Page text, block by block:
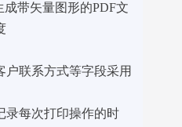
成带矢量图形的PDF文
户联系方式等字段采用
录每次打印操作的时